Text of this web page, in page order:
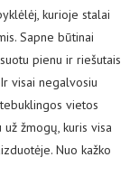
kurioje stalai
Sapne būtinai
pienu ir riešutais
visai negalvosiu
vietos
žmogų, kuris visa
Nuo kažko